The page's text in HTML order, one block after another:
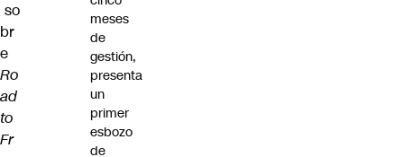
so
br
e
Ro
ad
to
Fr
meses
de
gestión,
presenta
un
primer
esbozo
de